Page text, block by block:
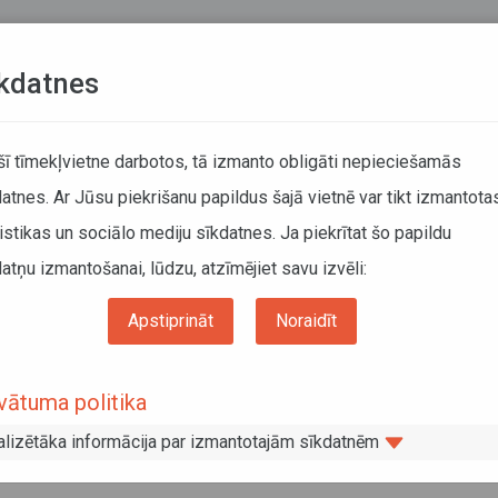
Rīga–Vecumnieki
maršrutā Rīga–Vecumnieki
citu maršrutu autobusos, Sabiedriskā transporta padome
AS Liepājas autobusu parks apkalpotajā maršrutā
tīmekļvietne darbotos, tā izmanto obligāti nepieciešamās
Ar Jūsu piekrišanu papildus šajā vietnē var tikt
un sociālo mediju sīkdatnes. Ja piekrītat šo papildu
izmantošanai, lūdzu, atzīmējiet savu izvēli:
Apstiprināt Noraidīt
politika
informācija par izmantotajām sīkdatnēm